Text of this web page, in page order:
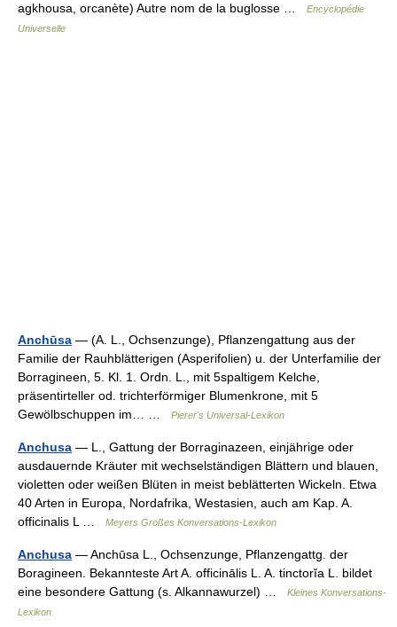
agkhousa, orcanète) Autre nom de la buglosse …
Encyclopédie
Universelle
Anchūsa — (A. L., Ochsenzunge), Pflanzengattung aus der
Familie der Rauhblätterigen (Asperifolien) u. der Unterfamilie der
Borragineen, 5. Kl. 1. Ordn. L., mit 5spaltigem Kelche,
präsentirteller od. trichterförmiger Blumenkrone, mit 5
Gewölbschuppen im… …
Pierer's Universal-Lexikon
Anchusa — L., Gattung der Borraginazeen, einjährige oder
ausdauernde Kräuter mit wechselständigen Blättern und blauen,
violetten oder weißen Blüten in meist beblätterten Wickeln. Etwa
40 Arten in Europa, Nordafrika, Westasien, auch am Kap. A.
officinalis L …
Meyers Großes Konversations-Lexikon
Anchusa — Anchūsa L., Ochsenzunge, Pflanzengattg. der
Boragineen. Bekannteste Art A. officinālis L. A. tinctorĭa L. bildet
eine besondere Gattung (s. Alkannawurzel) …
Kleines Konversations-
Lexikon